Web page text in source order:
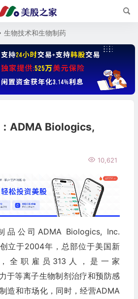
生物技术和生物制药
ADMA Biologics,
10,621
品公司ADMA Biologics, Inc.
立于2004年，总部位于美国新
全职雇员313人，是一家
力于等离子生物制剂治疗和预防感
造和市场化，同时，经营ADMA